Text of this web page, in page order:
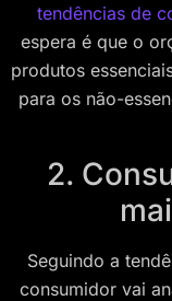
tendências de
espera é que o
produtos
para os não-
2.
Seguindo a
consumidor vai